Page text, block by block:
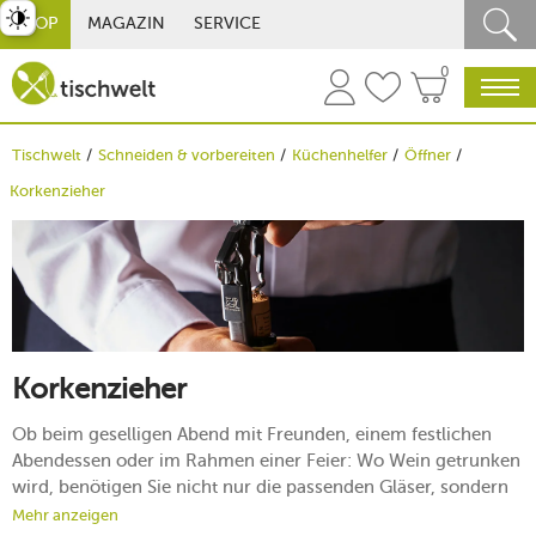
SHOP MAGAZIN SERVICE
0
Tischwelt Schneiden & vorbereiten Küchenhelfer
Öffner
Korkenzieher
Korkenzieher
Ob beim geselligen Abend mit Freunden, einem festlichen
Abendessen oder im Rahmen einer Feier: Wo Wein getrunken
wird, benötigen Sie nicht nur die passenden Gläser, sondern
vor allem einen Korkenzieher zum Öffnen der Flasche. Dabei
Mehr anzeigen
umschalten